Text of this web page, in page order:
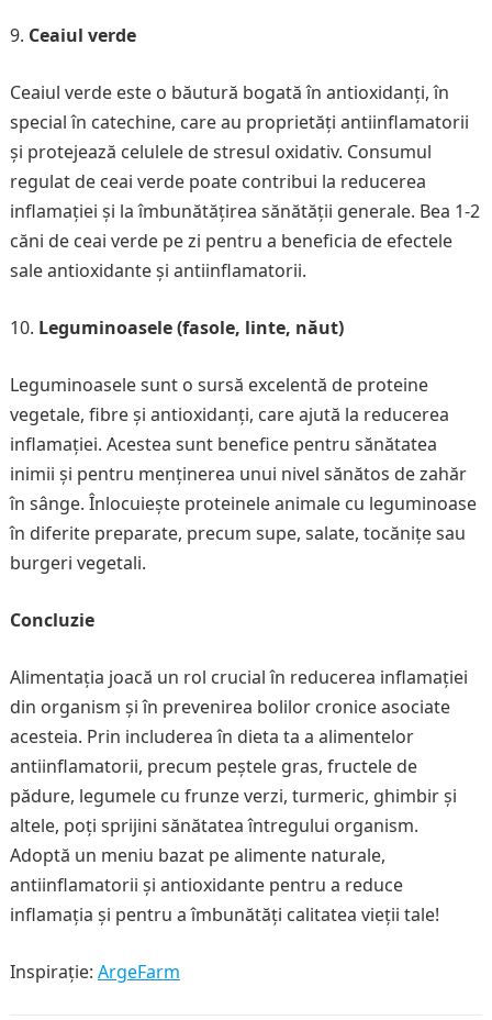
Ceaiul verde
Ceaiul verde este o băutură bogată în antioxidanți, în
special în catechine, care au proprietăți antiinflamatorii
și protejează celulele de stresul oxidativ. Consumul
regulat de ceai verde poate contribui la reducerea
inflamației și la îmbunătățirea sănătății generale. Bea 1-2
căni de ceai verde pe zi pentru a beneficia de efectele
sale antioxidante și antiinflamatorii.
Leguminoasele (fasole, linte, năut)
Leguminoasele sunt o sursă excelentă de proteine
vegetale, fibre și antioxidanți, care ajută la reducerea
inflamației. Acestea sunt benefice pentru sănătatea
inimii și pentru menținerea unui nivel sănătos de zahăr
în sânge. Înlocuiește proteinele animale cu leguminoase
în diferite preparate, precum supe, salate, tocănițe sau
burgeri vegetali.
Concluzie
Alimentația joacă un rol crucial în reducerea inflamației
din organism și în prevenirea bolilor cronice asociate
acesteia. Prin includerea în dieta ta a alimentelor
antiinflamatorii, precum peștele gras, fructele de
pădure, legumele cu frunze verzi, turmeric, ghimbir și
altele, poți sprijini sănătatea întregului organism.
Adoptă un meniu bazat pe alimente naturale,
antiinflamatorii și antioxidante pentru a reduce
inflamația și pentru a îmbunătăți calitatea vieții tale!
Inspirație: ArgeFarm